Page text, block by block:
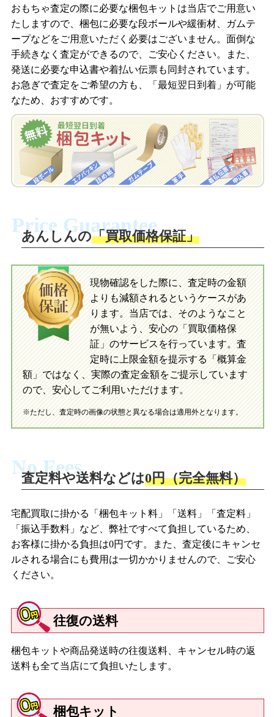
商品を撮影して、査定フォームから画像
を送信します。
梱包キットをメールで申し込み
査定結果をメールで確認し、梱包キット
を申し込みます。梱包キットは送料無料
でお届けします。
自宅でおもちゃを発送・梱包
梱包キットに同封する発送ガイドの手順
送。当店へ無料で発送いただけます。
入金完了
当店に査定したおもちゃがご到着後、ご
指定の口座に即日入金可能です。
買取の流れ 写真の撮影方法
「ジョニージョイLINE査定」を友だちに
追加し、スマートフォンなどのカメラで
撮影したおもちゃの写真をトーク中に送
信します。
梱包キットをLINEで申し込み
査定結果をLINEで確認し、梱包キットを
申し込みます。梱包キットは送料無料で
お届けします。
自宅でおもちゃを発送・梱包
ださい。お電話にて集荷依頼を行い発
送。当店へ無料で発送いただけます。
当店に査定したおもちゃがご到着後、ご
指定の口座に即日入金可能です。
初めての方へ LINE査定の流れ 写真の撮影方法
おもちゃ査定の際に必要な梱包キットは当店でご用意い
たしますので、梱包に必要な段ボールや緩衝材、ガムテ
ープなどをご用意いただく必要はございません。面倒な
手続きなく査定ができるので、ご安心ください。また、
発送に必要な申込書や着払い伝票も同封されています。
お急ぎで査定をご希望の方も、「最短翌日到着」が可能
なため、おすすめです。
Price Guarantee
あんしんの「買取価格保証」
現物確認をした際に、査定時の金額
よりも減額されるというケースがあ
ります。当店では、そのようなこと
が無いよう、安心の「買取価格保
証」のサービスを行っています。査
定時に上限金額を提示する「概算金
額」ではなく、実際の査定金額をご提示しています
ので、安心してご利用いただけます。
※ただし、査定時の画像の状態と異なる場合は適用外となります。
No Fees
査定料や送料などは0円（完全無料）
宅配買取に掛かる「梱包キット料」「送料」「査定料」
「振込手数料」など、弊社ですべて負担しているため、
お客様に掛かる負担は0円です。また、査定後にキャンセ
ルされる場合にも費用は一切かかりませんので、ご安心
ください。
往復の送料
梱包キットや商品発送時の往復送料、キャンセル時の返
送料も全て当店にて負担いたします。
梱包キット